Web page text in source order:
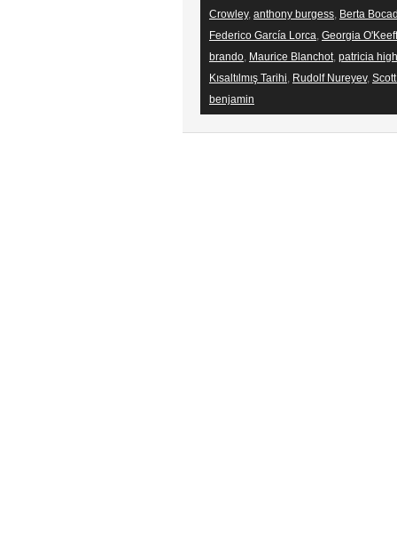
Crowley, anthony burgess, Berta
Federico García Lorca, Georgia
brando, Maurice Blanchot, patricia
Kısaltılmış Tarihi, Rudolf Nureyev,
benjamin